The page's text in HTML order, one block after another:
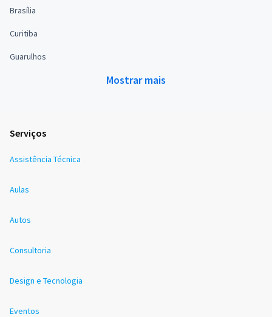
Brasília
Curitiba
Guarulhos
Mostrar mais
Serviços
Assistência Técnica
Aulas
Autos
Consultoria
Design e Tecnologia
Eventos